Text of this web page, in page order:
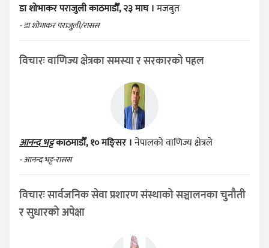
डा शोभाकर पराजुलीकाठमाडौँ, २३ माघ ।मजबुत
- डा शोभाकर पराजुली/रासस
विचारः वाणिज्य क्षेत्रका समस्या र सरकारको पहल
आनन्द भट्टकाठमाडौँ, १० मङ्सिर ।नेपालको वाणिज्य क्षेत्रले
- आनन्द भट्ट-रासस
विचारः सार्वजनिक सेवा प्रशारण संस्थाको सञ्चालनका चुनौती
र सुधारको अपेक्षा